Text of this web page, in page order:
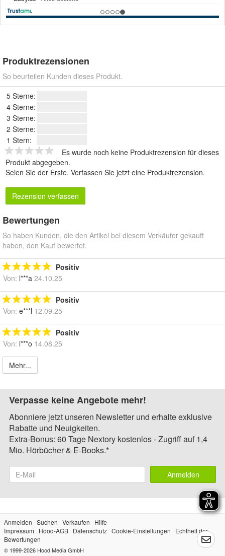
Produktrezensionen
So beurteilen Kunden dieses Produkt.
5 Sterne:
4 Sterne:
3 Sterne:
2 Sterne:
1 Stern:
Es wurde noch keine Produktrezension für dieses
Produkt abgegeben.
Seien Sie der Erste. Verfassen Sie jetzt eine Produktrezension.
Rezension verfassen
Bewertungen
So haben Kunden, die den Artikel bei diesem Verkäufer gekauft
haben, den Kauf bewertet.
Positiv
Von: l***a 24.10.25
Positiv
Von: e***l 12.09.25
Positiv
Von: l***o 14.08.25
Mehr...
Verpasse keine Angebote mehr!
Abonniere jetzt unseren Newsletter und erhalte exklusive
Rabatte und Neuigkeiten.
Extra-Bonus: 60 Tage Nextory kostenlos - Zugriff auf 1,4
Mio. Hörbücher & E-Books.*
Anmelden
Anmelden Suchen Verkaufen
Hilfe
Impressum
Hood-AGB Datenschutz Cookie-Einstellungen
Echtheit der
Bewertungen
© 1999-2026 Hood Media GmbH